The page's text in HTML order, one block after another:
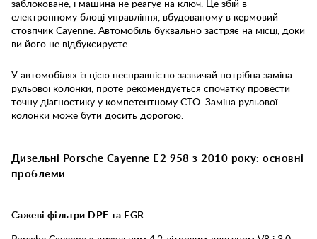
заблоковане, і машина не реагує на ключ. Це збій в
електронному блоці управління, вбудованому в кермовий
стовпчик Cayenne. Автомобіль буквально застряє на місці, доки
ви його не відбуксируєте.
У автомобілях із цією несправністю зазвичай потрібна заміна
рульової колонки, проте рекомендується спочатку провести
точну діагностику у компетентному СТО. Заміна рульової
колонки може бути досить дорогою.
Дизельні Porsche Cayenne E2 958 з 2010 року: основні
проблеми
Сажеві фільтри DPF та EGR